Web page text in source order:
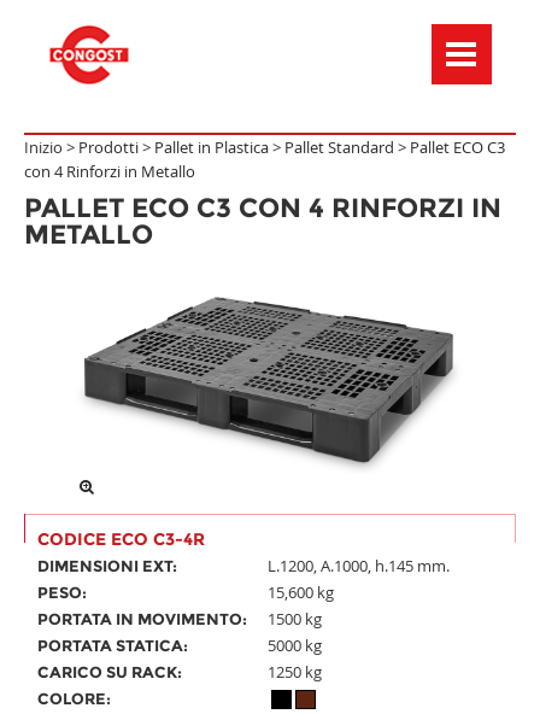
Inizio > Prodotti> Pallet in Plastica> Pallet Standard > Pallet ECO C3
con 4 Rinforzi in Metallo
PALLET ECO C3 CON 4 RINFORZI IN
METALLO
CODICE ECO C3-4R
DIMENSIONI EXT: L.1200, A.1000, h.145 mm.
PESO: 15,600 kg
PORTATA IN MOVIMENTO: 1500 kg
PORTATA STATICA: 5000 kg
CARICO SU RACK: 1250 kg
COLORE: